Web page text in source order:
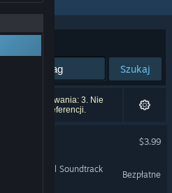
Szukaj
wyszukiwania: 3. Nie
twoich preferencji.
$3.99
- Original Soundtrack
Bezpłatne